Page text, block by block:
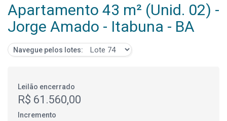
Apartamento 43 m² (Unid. 02) -
Jorge Amado - Itabuna - BA
Navegue pelos lotes:
Leilão encerrado
R$ 61.560,00
Incremento